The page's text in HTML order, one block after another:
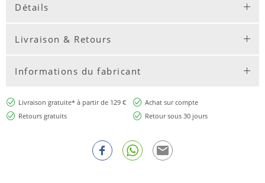
Détails
Livraison & Retours
Informations du fabricant
Livraison gratuite* à partir de 129 €
Achat sur compte
Retours gratuits
Retour sous 30 jours